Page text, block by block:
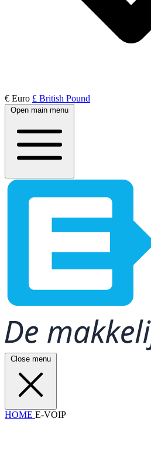
€ Euro £ British Pound
Open main menu
Close menu
HOME E-VOIP